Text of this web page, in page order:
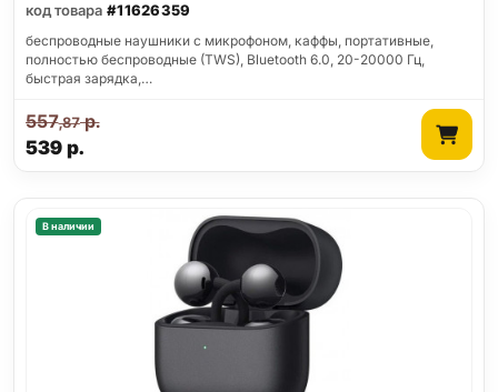
код товара #11626359
беспроводные наушники с микрофоном, каффы, портативные,
полностью беспроводные (TWS), Bluetooth 6.0, 20-20000 Гц,
быстрая зарядка,…
539р.
557,87р.
В наличии